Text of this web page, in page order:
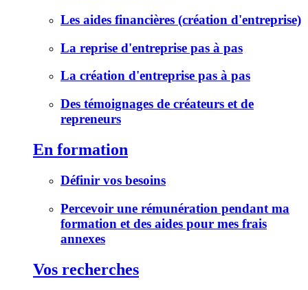
Les aides financières (création d'entreprise)
La reprise d'entreprise pas à pas
La création d'entreprise pas à pas
Des témoignages de créateurs et de
repreneurs
En formation
Définir vos besoins
Percevoir une rémunération pendant ma
formation et des aides pour mes frais
annexes
Vos recherches